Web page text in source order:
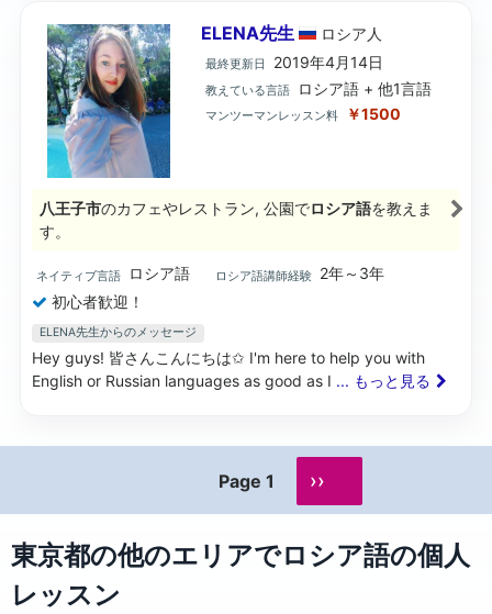
ELENA先生 ロシア 人
最終更新日 2019年4月14日
教えている言語 ロシア語 + 他1言語
マンツーマンレッスン料 ￥1500
八王子市のカフェやレストラン, 公園でロシア語を教えま
す。
ネイティブ言語 ロシア語 ロシア語講師経験
2年～3年
初心者歓迎！
ELENA先生からのメッセージ
Hey guys! 皆さんこんにちは✩ I'm here to help you with
English or Russian languages as good as I ... もっと見る
Page 1 ››
東京都の他のエリアでロシア語の個人
レッスン